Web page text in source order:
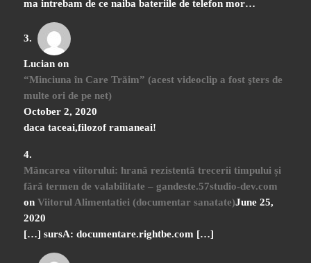
ma intrebam de ce naiba bateriile de telefon mor…
Lucian on
“Minciuna în Care Trăim” (acest videoclip a fost şters de
multe ori de pe net)
October 2, 2020
daca taceai,filozof ramaneai!
Mâncarea viitorului: hrană rezistentă trecerii timpului și
fără termen de valabilitate – gandeste.57studio-dev.com
onViitorul Alimentatiei (documentar sanatate)June 25,
2020
[…] sursA: documentare.rightbe.com […]